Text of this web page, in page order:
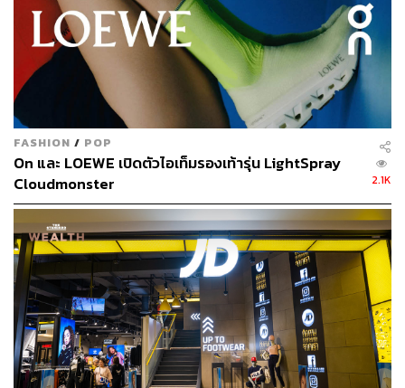
FASHION / POP
On และ LOEWE เปิดตัวไอเท็มรองเท้ารุ่น LightSpray
Cloudmonster
2.1K